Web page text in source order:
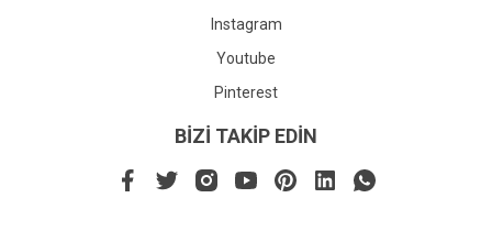
Instagram
Youtube
Pinterest
BİZİ TAKİP EDİN